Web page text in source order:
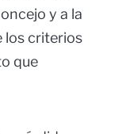
y a la
los criterios
que